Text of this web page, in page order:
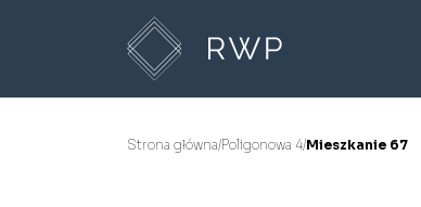
Strona główna/Poligonowa 4/Mieszkanie 67